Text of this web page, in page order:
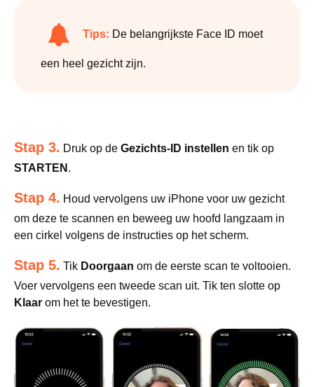
Tips: De belangrijkste Face ID moet
een heel gezicht zijn.
Stap 3. Druk op de Gezichts-ID instellen en tik op
STARTEN .
Stap 4. Houd vervolgens uw iPhone voor uw gezicht
om deze te scannen en beweeg uw hoofd langzaam in
een cirkel volgens de instructies op het scherm.
Stap 5. Tik Doorgaan om de eerste scan te voltooien.
Voer vervolgens een tweede scan uit. Tik ten slotte op
Klaar om het te bevestigen.